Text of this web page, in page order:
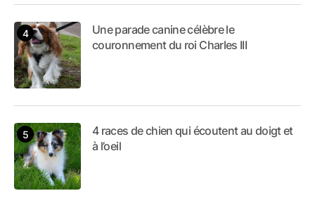
Une parade canine célèbre le
couronnement du roi Charles III
4 races de chien qui écoutent au doigt et
à l’oeil